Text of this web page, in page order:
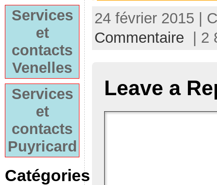
Services
et
contacts
Venelles
Services
et
contacts
Puyricard
Catégories
24 février 2015 |
Commentaire | 2
Leave a